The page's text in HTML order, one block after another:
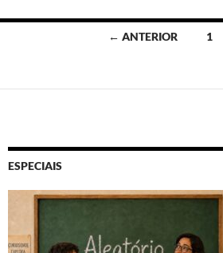
posts
← ANTERIOR 1
ESPECIAIS